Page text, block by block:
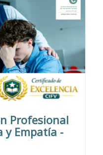
Profesional
y Empatía -